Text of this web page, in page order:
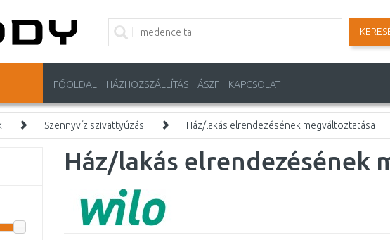
FŐOLDAL HÁZHOZSZÁLLÍTÁS ÁSZF KAPCSOLAT
Szennyvíz szivattyúzás Ház/lakás elrendezésének megváltoztatása
Ház/lakás elrendezésének